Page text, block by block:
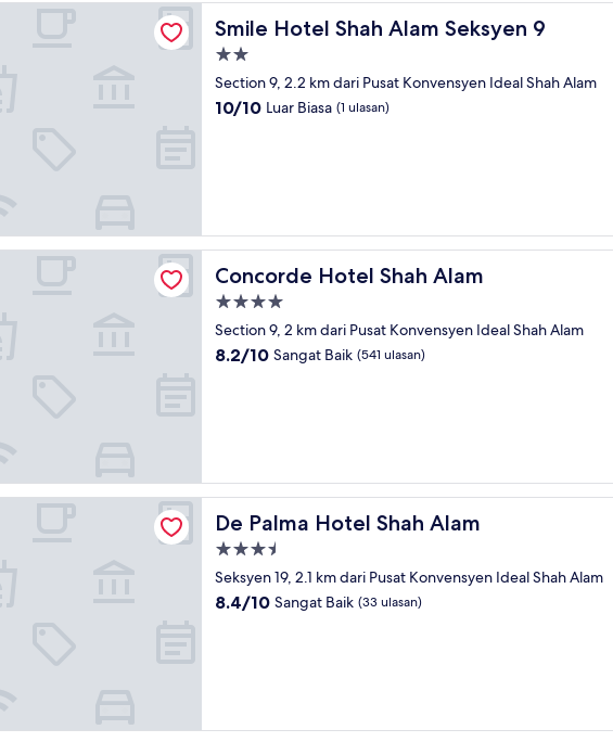
Smile Hotel Shah Alam Seksyen 9
Smile Hotel Shah Alam Seksyen 9
Hartanah
2.0
bintang
Section 9, 2.2 km dari Pusat Konvensyen Ideal Shah Alam
10.0
10/10 Luar Biasa (1 ulasan)
9
Concorde Hotel Shah Alam
Concorde Hotel Shah Alam
Hartanah
4.0
bintang
Section 9, 2 km dari Pusat Konvensyen Ideal Shah Alam
8.2
8.2/10 Sangat Baik (541 ulasan)
De Palma Hotel Shah Alam
De Palma Hotel Shah Alam
Hartanah
3.5
bintang
Seksyen 19, 2.1 km dari Pusat Konvensyen Ideal Shah Alam
8.4
8.4/10 Sangat Baik (33 ulasan)